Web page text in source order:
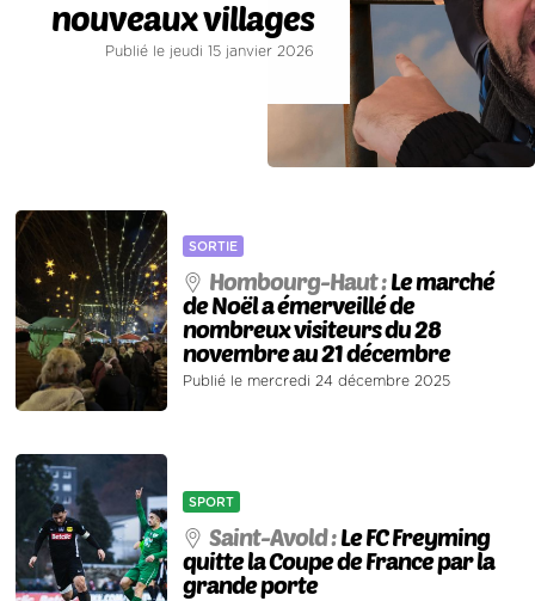
nouveaux villages
Publié le jeudi 15 janvier 2026
SORTIE
Hombourg-Haut :Le marché
de Noël a émerveillé de
nombreux visiteurs du 28
novembre au 21 décembre
Publié le mercredi 24 décembre 2025
SPORT
Saint-Avold :Le FC Freyming
quitte la Coupe de France par la
grande porte